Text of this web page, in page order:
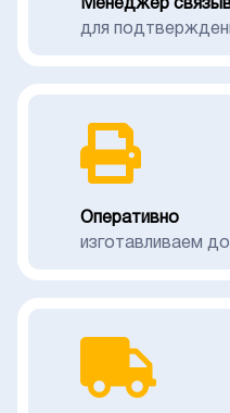
Менеджер
для
Оперативно
изготавливаем